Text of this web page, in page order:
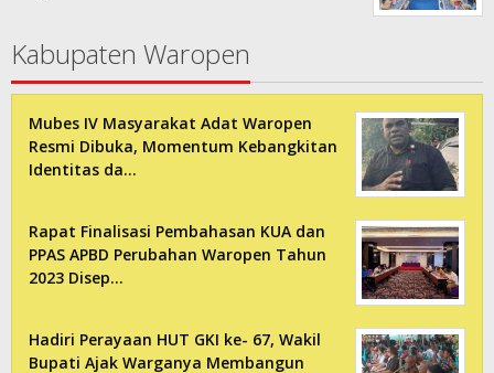
Kabupaten Waropen
Mubes IV Masyarakat Adat Waropen
Resmi Dibuka, Momentum Kebangkitan
Identitas da…
Rapat Finalisasi Pembahasan KUA dan
PPAS APBD Perubahan Waropen Tahun
2023 Disep…
Hadiri Perayaan HUT GKI ke- 67, Wakil
Bupati Ajak Warganya Membangun